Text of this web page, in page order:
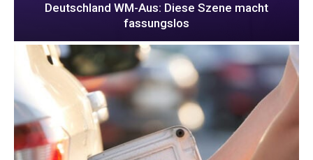
Deutschland WM-Aus: Diese Szene macht
fassungslos